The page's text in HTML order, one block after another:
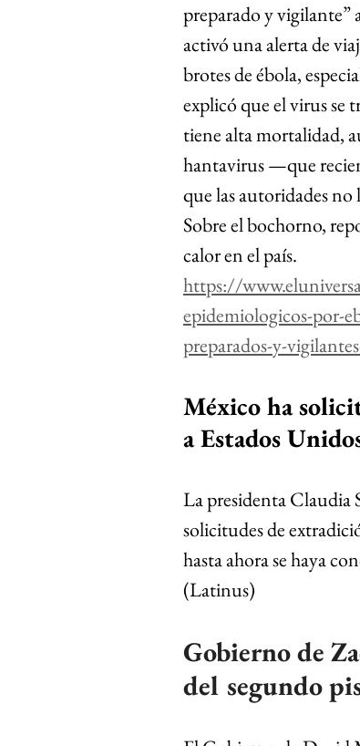
preparado y vigilante”
activó una alerta de
brotes de ébola,
explicó que el virus se
tiene alta mortalidad,
hantavirus —que
que las autoridades
Sobre el bochorno,
calor en el país.
https://
epidemiologicos-por-
preparados-y-
México ha
a Estados
La presidenta Claudia
solicitudes de
hasta ahora se haya
(Latinus)
Gobierno de
del segundo